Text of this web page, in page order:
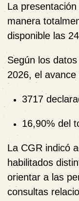
La
manera
disponible las
Según los
2026, el
3717
16,90% del
La CGR indicó
habilitados
orientar a las
consultas